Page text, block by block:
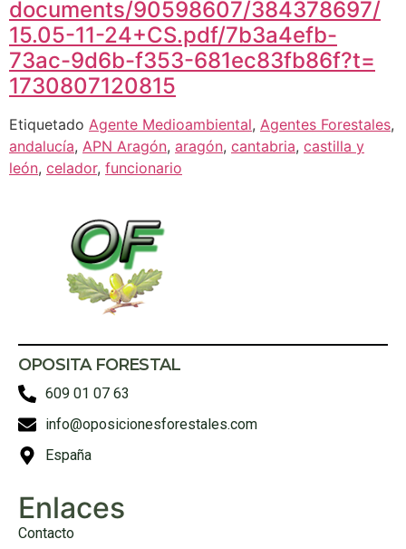
documents/90598607/384378697/
15.05-11-24+CS.pdf/7b3a4efb-
73ac-9d6b-f353-681ec83fb86f?t=
1730807120815
Etiquetado Agente Medioambiental, Agentes Forestales,
andalucía, APN Aragón, aragón, cantabria, castilla y
león, celador, funcionario
OPOSITA FORESTAL
609 01 07 63
info@oposicionesforestales.com
España
Enlaces
Contacto